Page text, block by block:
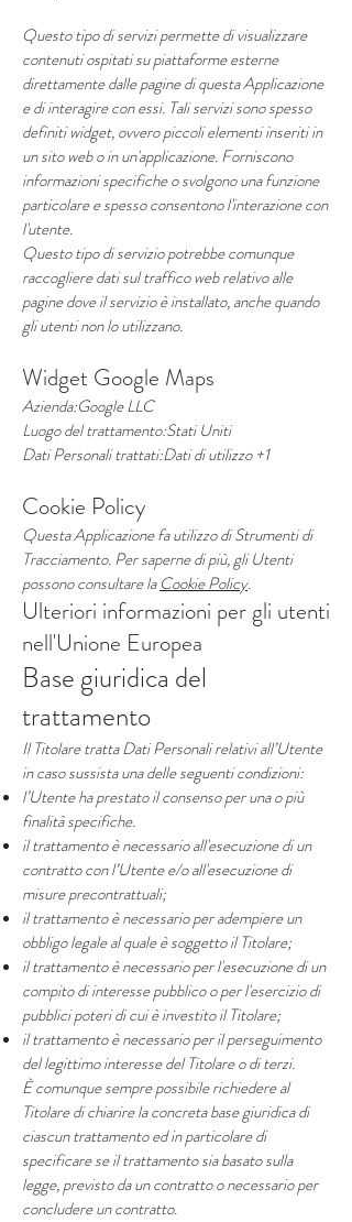
Questo tipo di servizi permette di visualizzare
contenuti ospitati su piattaforme esterne
direttamente dalle pagine di questa Applicazione
e di interagire con essi. Tali servizi sono spesso
definiti widget, ovvero piccoli elementi inseriti in
un sito web o in un'applicazione. Forniscono
informazioni specifiche o svolgono una funzione
particolare e spesso consentono l'interazione con
l'utente.
Questo tipo di servizio potrebbe comunque
raccogliere dati sul traffico web relativo alle
pagine dove il servizio è installato, anche quando
gli utenti non lo utilizzano.
Widget Google Maps
Azienda:Google LLC
Luogo del trattamento:Stati Uniti
Dati Personali trattati:Dati di utilizzo +1
Cookie Policy
Questa Applicazione fa utilizzo di Strumenti di
Tracciamento. Per saperne di più, gli Utenti
possono consultare laCookie Policy.
Ulteriori informazioni per gli utenti
nell'Unione Europea
Base giuridica del
trattamento
Il Titolare tratta Dati Personali relativi all’Utente
in caso sussista una delle seguenti condizioni:
l’Utente ha prestato il consenso per una o più
finalità specifiche.
il trattamento è necessario all'esecuzione di un
contratto con l’Utente e/o all'esecuzione di
misure precontrattuali;
il trattamento è necessario per adempiere un
obbligo legale al quale è soggetto il Titolare;
il trattamento è necessario per l'esecuzione di un
compito di interesse pubblico o per l'esercizio di
pubblici poteri di cui è investito il Titolare;
il trattamento è necessario per il perseguimento
del legittimo interesse del Titolare o di terzi.
È comunque sempre possibile richiedere al
Titolare di chiarire la concreta base giuridica di
ciascun trattamento ed in particolare di
specificare se il trattamento sia basato sulla
legge, previsto da un contratto o necessario per
concludere un contratto.